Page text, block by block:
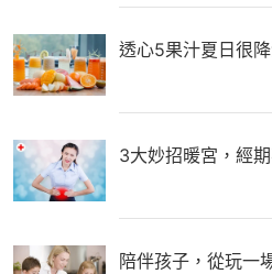
透心5果汁夏日很降
3大妙招暖宮，經
陪伴孩子，從玩一